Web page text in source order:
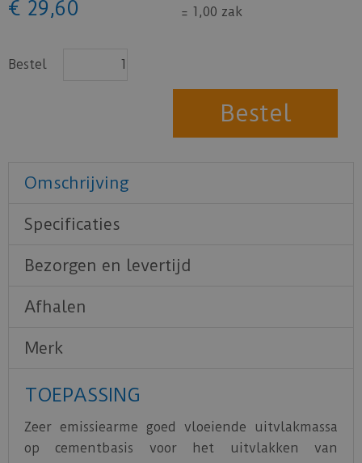
€ 29,60 = 1,00 zak
Bestel
Omschrijving
Specificaties
Bezorgen en levertijd
Afhalen
Merk
TOEPASSING
Zeer emissiearme goed vloeiende uitvlakmassa
op cementbasis voor het uitvlakken van